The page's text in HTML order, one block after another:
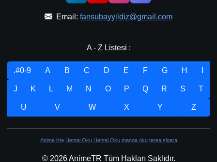
Email: fansubayyildiz@gmail.com
A - Z Listesi :
.#0-9 A B C D E F G H
J K L M N O P Q R S T
U V W X Y Z
Anime izle Hentai Oku Hentai Oku manga oku terea sigara
© 2026 AnimeTR Tüm Hakları Saklıdır.